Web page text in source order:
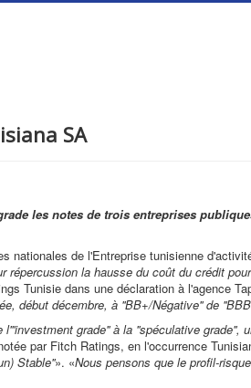
SA
les notes de trois entreprises
nationales de l'Entreprise tunisienne
répercussion la hausse du coût du crédit
Tunisie dans une déclaration à l'agence
début décembre, à ''BB+/Négative'' de
grade'' à la ''spéculative
par Fitch Ratings, en l'occurrence
Stable''». «Nous pensons que le profil-